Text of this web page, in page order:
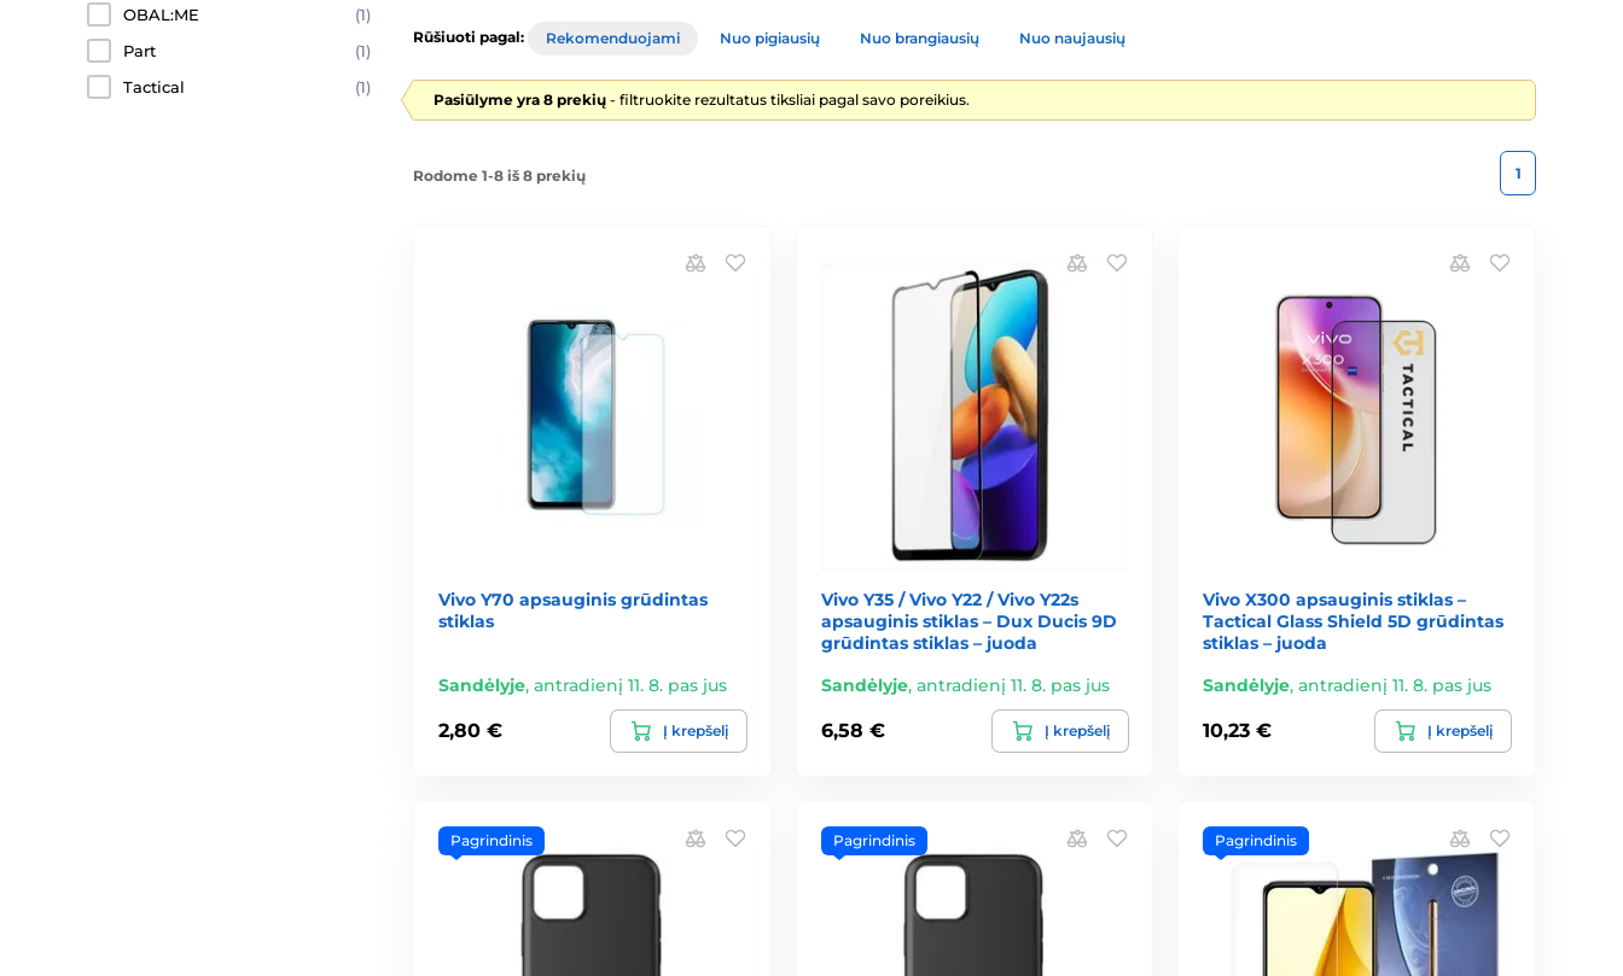
OBAL:ME
(1)
Part
(1)
Tactical
(1)
Rūšiuoti pagal: Rekomenduojami Nuo pigiausių Nuo brangiausių Nuo naujausių
Pasiūlyme yra 8 prekių - filtruokite rezultatus tiksliai pagal savo poreikius.
Rodome 1-8 iš 8 prekių 1
Vivo Y70 apsauginis grūdintas
stiklas
Sandėlyje, antradienį 11. 8. pas jus
2,80 € Į krepšelį
Vivo Y35 / Vivo Y22 / Vivo Y22s
apsauginis stiklas – Dux Ducis 9D
grūdintas stiklas – juoda
Sandėlyje, antradienį 11. 8. pas jus
6,58 € Į krepšelį
Vivo X300 apsauginis stiklas –
Tactical Glass Shield 5D grūdintas
stiklas – juoda
Sandėlyje,antradienį 11. 8. pas jus
10,23 € Į krepšelį
Pagrindinis Pagrindinis Pagrindinis